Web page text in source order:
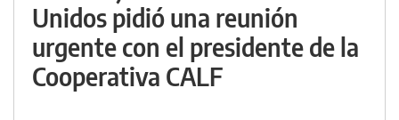
Unidos pidió una reunión
urgente con el presidente de la
Cooperativa CALF